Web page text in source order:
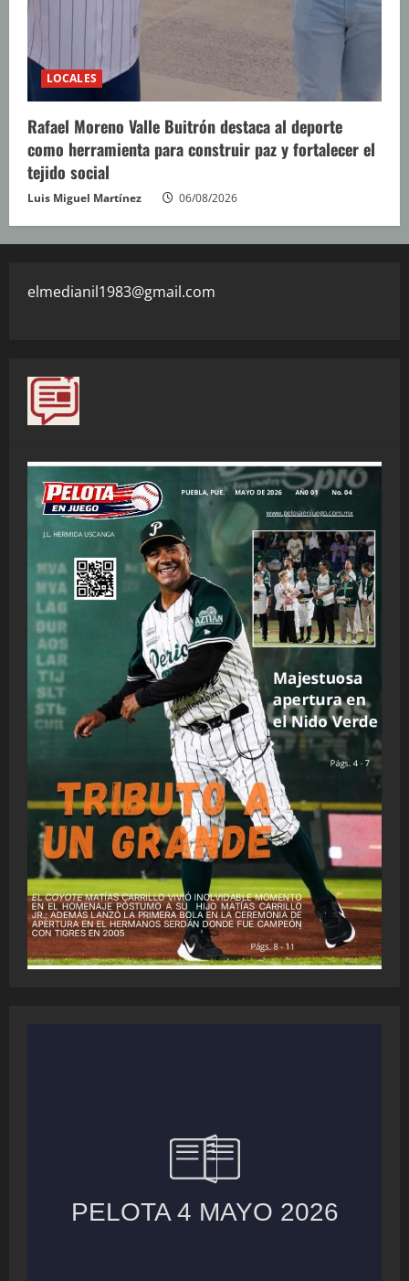
LOCALES
Rafael Moreno Valle Buitrón destaca al deporte
como herramienta para construir paz y fortalecer el
tejido social
Luis Miguel Martínez 06/08/2026
elmedianil1983@gmail.com